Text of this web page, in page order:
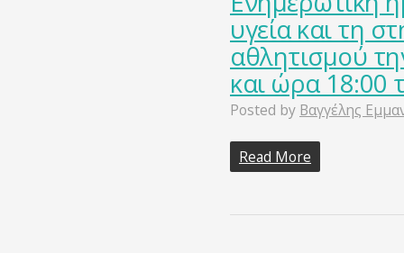
υγεία και τη
αθλητισμού
και ώρα 18:00
Posted by Βαγγέλης
Read More